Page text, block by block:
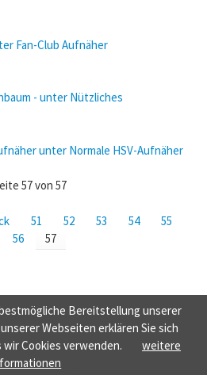
Fan-Club Aufnäher
- unter Nützliches
unter Normale HSV-Aufnäher
57 von 57
51 52 53 54
55
56
57
NÜTZLICHES
TAUSCH &
KUTTEN 1887
BUILT WITH
Bereitstellung unserer
Webseiten erklären Sie sich
Cookies verwenden.
weitere